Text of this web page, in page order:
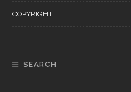
COPYRIGHT
SEARCH